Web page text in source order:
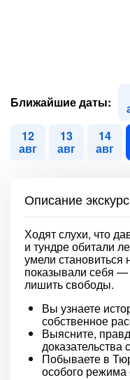
Ближайшие даты:
12
авг
13
авг
14
авг
Описание
Ходят слухи, что
и тундре обитали
умели
показывали себя —
лишить свободы.
Вы узнаете
собственное
Выясните,
Побываете в
особого